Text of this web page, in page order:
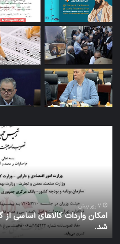
اساسی از گمرکات همه استان‌ها